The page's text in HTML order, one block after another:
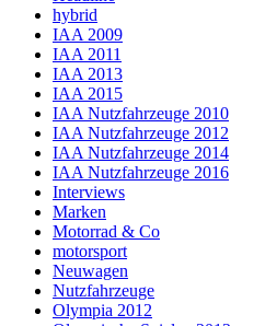
hybrid
IAA 2009
IAA 2011
IAA 2013
IAA 2015
IAA Nutzfahrzeuge 2010
IAA Nutzfahrzeuge 2012
IAA Nutzfahrzeuge 2014
IAA Nutzfahrzeuge 2016
Interviews
Marken
Motorrad & Co
motorsport
Neuwagen
Nutzfahrzeuge
Olympia 2012